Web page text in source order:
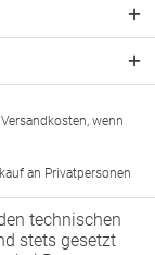
wenn
an Privatpersonen
technischen
stets gesetzt